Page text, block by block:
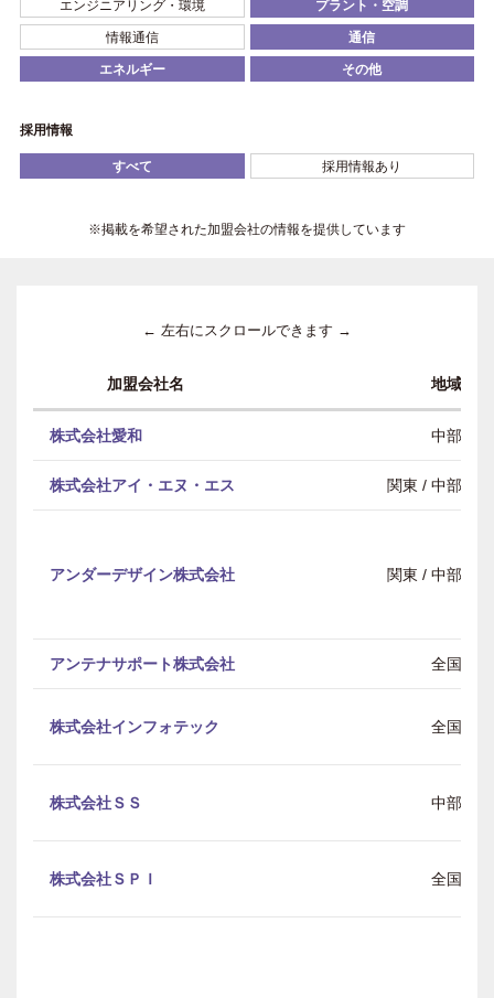
エンジニアリング・環境 プラント・空調
情報通信 通信
エネルギー その他
採用情報
すべて 採用情報あり
※掲載を希望された加盟会社の情報を提供しています
← 左右にスクロールできます →
加盟会社名 地域
株式会社愛和 中部
株式会社アイ・エヌ・エス 関東 / 中部 / 近
アンダーデザイン株式会社 関東 / 中部 / 近
アンテナサポート株式会社 全国
株式会社インフォテック 全国
株式会社ＳＳ 中部
株式会社ＳＰＩ 全国